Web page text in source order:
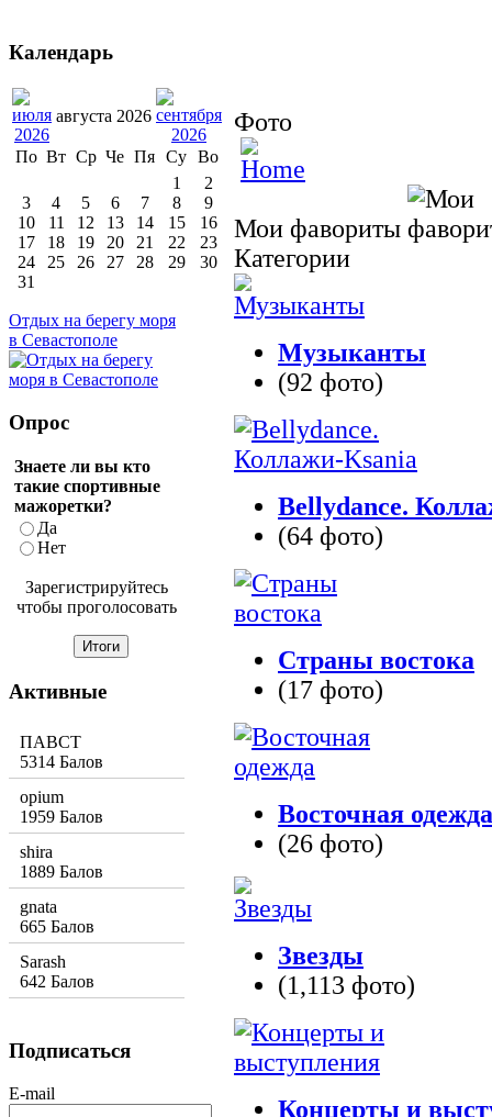
Фото
Мои фавориты
Категории
Музыканты
(92 фото)
Bellydance.
(64 фото)
Страны востока
(17 фото)
Восточная одежда
(26 фото)
Звезды
(1,113 фото)
Концерты и
Календарь
августа 2026
По Вт Ср Че Пя Су Во
1
2
3
4 5 6 7 8
9
10
11 12 13 14 15
16
17
18 19 20 21 22
23
24
25 26 27 28 29
30
31
Отдых на берегу моря
в Севастополе
Опрос
Знаете ли вы кто
такие спортивные
мажоретки?
Да
Нет
Зарегистрируйтесь
чтобы проголосовать
Активные
ПАВСТ
5314 Балов
opium
1959 Балов
shira
1889 Балов
gnata
665 Балов
Sarash
642 Балов
Подписаться
E-mail